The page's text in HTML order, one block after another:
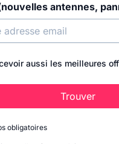
antennes,
aussi les meilleures
Trouver
obligatoires